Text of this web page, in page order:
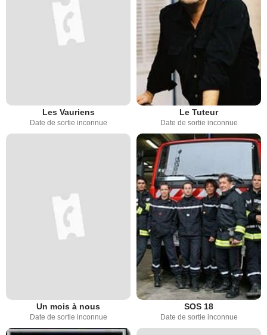
Les Vauriens
Date de sortie inconnue
Le Tuteur
Date de sortie inconnue
Un mois à nous
Date de sortie inconnue
SOS 18
Date de sortie inconnue